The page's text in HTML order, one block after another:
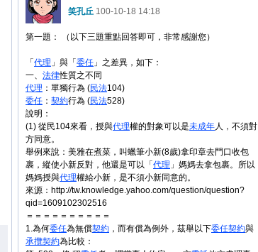
笑孔丘 100-10-18 14:18
第一題： （以下三題重點回答即可，非常感謝您）
「 代理 」與「 委任 」之差異，如下：
一、 法律性質之不同
代理 ：單獨行為 (民法104)
委任 ： 契約行為 (民法528)
說明：
(1) 從民104來看，授與代理權的對象可以是未成年人，不須對
方同意。
舉例來說：美雅在煮菜，叫蠟筆小新(8歲)拿印章去門口收包
裹，縱使小新反對，他還是可以「 代理 」媽媽去拿包裹。所以
媽媽授與代理權給小新，是不須小新同意的。
來源：http://tw.knowledge.yahoo.com/question/question?
qid=1609102302516
＝＝＝＝＝＝＝＝＝＝
1.為何委任為無償契約 ，而有償為例外，茲舉以下委任契約與
承攬契約為比較：